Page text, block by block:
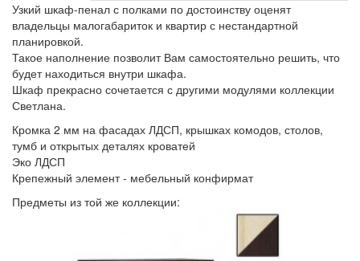
Узкий шкаф-пенал с полками по достоинству оценят
владельцы малогабариток и квартир с нестандартной
планировкой.
Такое наполнение позволит Вам самостоятельно решить, что
будет находиться внутри шкафа.
Шкаф прекрасно сочетается с другими модулями коллекции
Светлана.
Кромка 2 мм на фасадах ЛДСП, крышках комодов, столов,
тумб и открытых деталях кроватей
Эко ЛДСП
Крепежный элемент - мебельный конфирмат
Предметы из той же коллекции: